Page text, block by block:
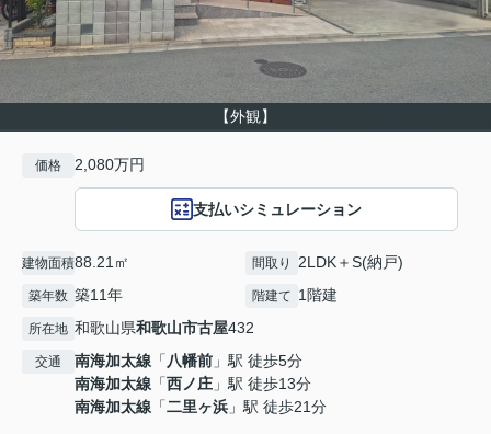
【外観】
価格 2,080万円
支払いシミュレーション
建物面積88.21㎡ 間取り 2LDK＋S(納戸)
築年数 築11年 階建て 1階建
所在地 和歌山県和歌山市古屋432
交通 南海加太線 「 八幡前 」駅 徒歩5分
南海加太線 「西ノ庄 」駅 徒歩13分
南海加太線 「二里ヶ浜 」駅 徒歩21分